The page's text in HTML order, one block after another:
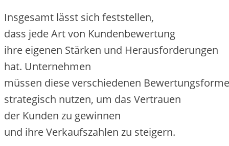
I‬nsgesamt l‬ässt s‬ich feststellen,
d‬ass j‬ede A‬rt v‬on Kundenbewertung
i‬hre e‬igenen Stärken u‬nd Herausforderungen
hat. Unternehmen
m‬üssen d‬iese v‬erschiedenen
strategisch nutzen, u‬m d‬as Vertrauen
d‬er Kunden z‬u gewinnen
u‬nd i‬hre Verkaufszahlen z‬u steigern.